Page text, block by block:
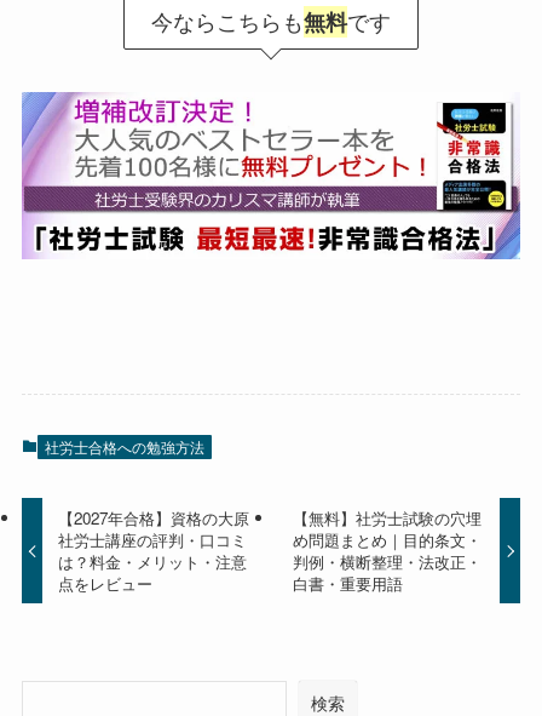
今ならこちらも無料です
社労士合格への勉強方法
【2027年合格】資格の大原
社労士講座の評判・口コミ
は？料金・メリット・注意
点をレビュー
【無料】社労士試験の穴埋
め問題まとめ｜目的条文・
判例・横断整理・法改正・
白書・重要用語
検索